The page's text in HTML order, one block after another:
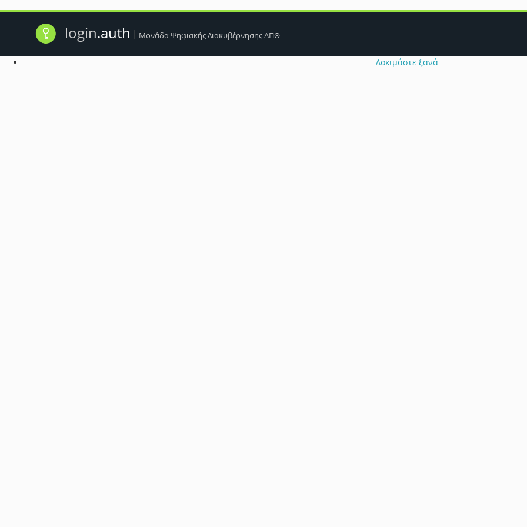
login.auth Μονάδα Ψηφιακής Διακυβέρνησης ΑΠΘ
Ενδέχεται τα cookie του προγράμματος περιήγησής σας να έχουν απενεργοποιηθεί. Παρακαλούμε ελέγξτε τις
Δοκιμάστε ξανά